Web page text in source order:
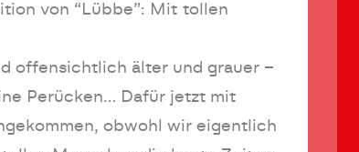
von “Lübbe”: Mit tollen
offensichtlich älter und grauer –
Perücken… Dafür jetzt mit
obwohl wir eigentlich